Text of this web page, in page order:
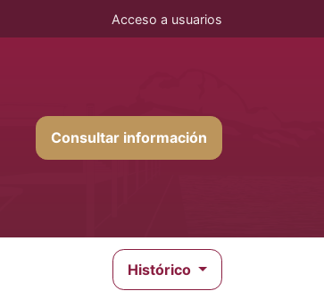
Acceso a usuarios
Consultar información
Histórico